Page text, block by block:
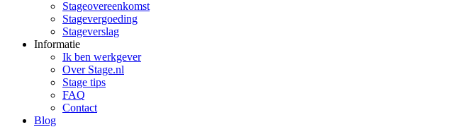
Stageovereenkomst
Stagevergoeding
Stageverslag
Informatie
Ik ben werkgever
Over Stage.nl
Stage tips
FAQ
Contact
Blog